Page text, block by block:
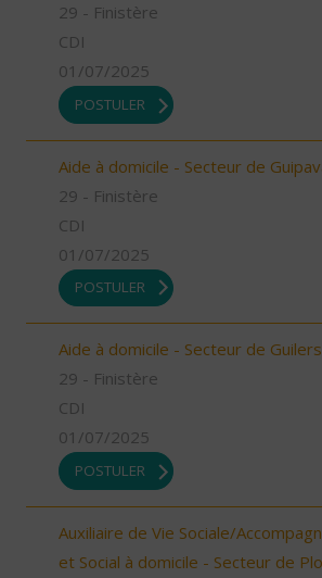
29 - Finistère
CDI
01/07/2025
POSTULER
Aide à domicile - Secteur de
29 - Finistère
CDI
01/07/2025
POSTULER
Aide à domicile - Secteur de
29 - Finistère
CDI
01/07/2025
POSTULER
Auxiliaire de Vie Sociale/
et Social à domicile - Secteur de